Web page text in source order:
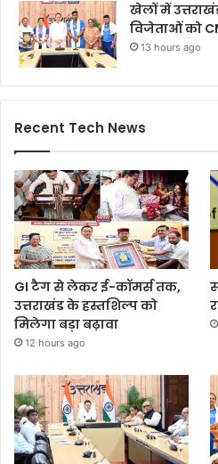
खेलों में
विजेताओं को
13 hours ago
Recent Tech News
GI टैग से लेकर ई-कॉमर्स तक,
उत्तराखंड के हस्तशिल्प को
मिलेगा बड़ा बढ़ावा
12 hours ago